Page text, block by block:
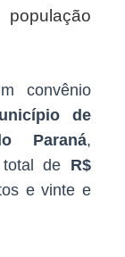
convênio
de
Paraná,
total de R$
e vinte e